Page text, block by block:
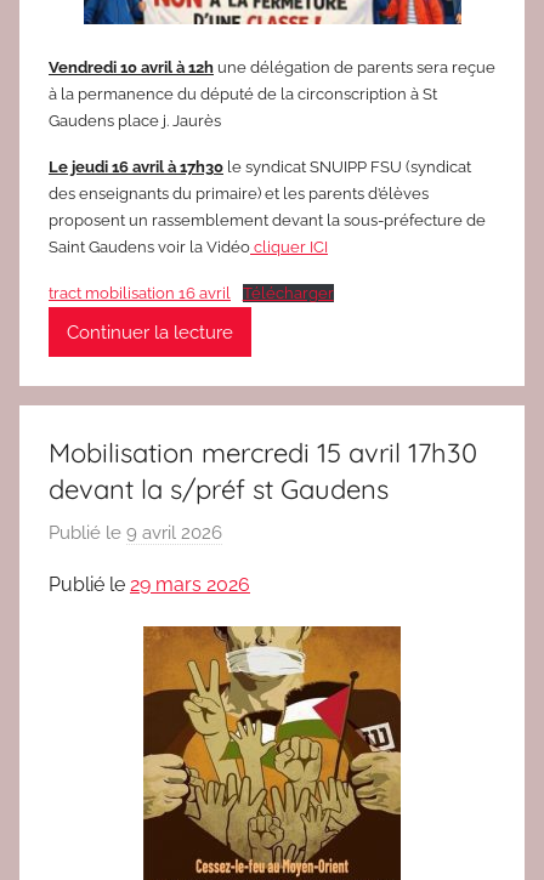
c
Vendredi 10 avril à 12h une délégation de parents sera reçue
à la permanence du député de la circonscription à St
Gaudens place j. Jaurès
Le jeudi 16 avril à 17h30 le syndicat SNUIPP FSU (syndicat
des enseignants du primaire) et les parents d’élèves
proposent un rassemblement devant la sous-préfecture de
Saint Gaudens voir la Vidéo cliquer ICI
tract mobilisation 16 avril Télécharger
Continuer la lecture
Mobilisation mercredi 15 avril 17h30
devant la s/préf st Gaudens
Publié le 9 avril 2026
r
r
e
d
a
c
2
Publié le 29 mars 2026